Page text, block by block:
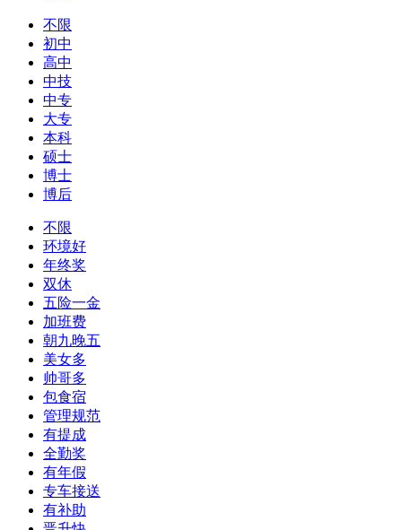
不限
初中
高中
中技
中专
大专
本科
硕士
博士
博后
不限
环境好
年终奖
双休
五险一金
加班费
朝九晚五
美女多
帅哥多
包食宿
管理规范
有提成
全勤奖
有年假
专车接送
有补助